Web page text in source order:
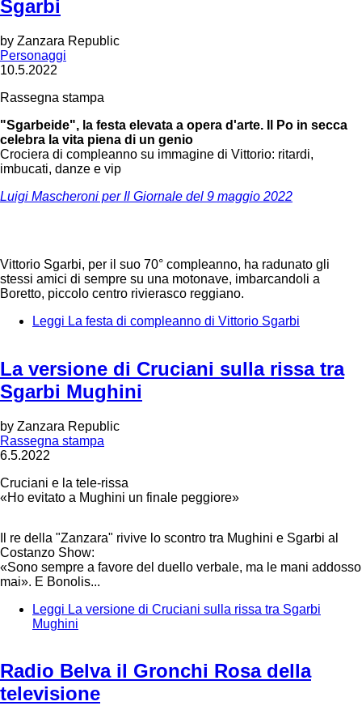
Sgarbi
by Zanzara Republic
Personaggi
10.5.2022
Rassegna stampa
"Sgarbeide", la festa elevata a opera d'arte. Il Po in secca
celebra la vita piena di un genio
Crociera di compleanno su immagine di Vittorio: ritardi,
imbucati, danze e vip
Luigi Mascheroni per Il Giornale del 9 maggio 2022
Vittorio Sgarbi, per il suo 70° compleanno, ha radunato gli
stessi amici di sempre su una motonave, imbarcandoli a
Boretto, piccolo centro rivierasco reggiano.
Leggi La festa di compleanno di Vittorio Sgarbi
La versione di Cruciani sulla rissa tra
Sgarbi Mughini
by Zanzara Republic
Rassegna stampa
6.5.2022
Cruciani e la tele-rissa
«Ho evitato a Mughini un finale peggiore»
Il re della "Zanzara" rivive lo scontro tra Mughini e Sgarbi al
Costanzo Show:
«Sono sempre a favore del duello verbale, ma le mani addosso
mai». E Bonolis...
Leggi La versione di Cruciani sulla rissa tra Sgarbi
Mughini
Radio Belva il Gronchi Rosa della
televisione